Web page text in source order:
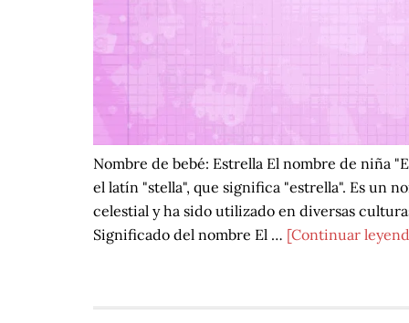
Nombre de bebé: Estrella El nombre de niña
el latín "stella", que significa "estrella". Es un
celestial y ha sido utilizado en diversas
Significado del nombre El … [Continuar